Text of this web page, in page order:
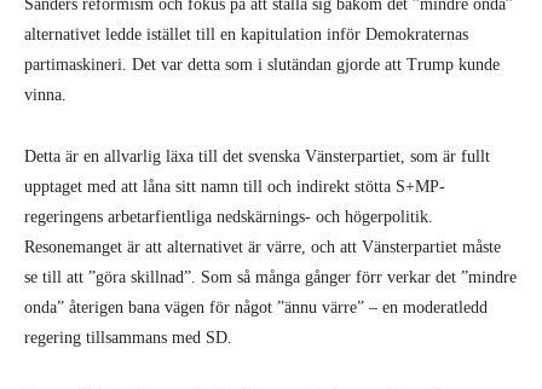
Sanders reformism och fokus på att ställa sig bakom det ”mindre onda”
alternativet ledde istället till en kapitulation inför Demokraternas
partimaskineri. Det var detta som i slutändan gjorde att Trump kunde
vinna.
Detta är en allvarlig läxa till det svenska Vänsterpartiet, som är fullt
upptaget med att låna sitt namn till och indirekt stötta S+MP-
regeringens arbetarfientliga nedskärnings- och högerpolitik.
Resonemanget är att alternativet är värre, och att Vänsterpartiet måste
se till att ”göra skillnad”. Som så många gånger förr verkar det ”mindre
onda” återigen bana vägen för något ”ännu värre” – en moderatledd
regering tillsammans med SD.